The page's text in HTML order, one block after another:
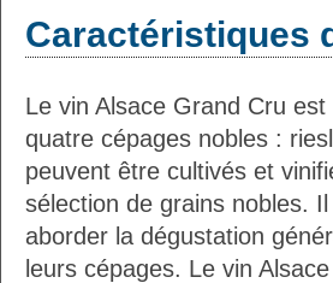
Caractéristiques
Le vin Alsace Grand Cru
quatre cépages nobles :
peuvent être cultivés et
sélection de grains nobles.
aborder la dégustation
leurs cépages. Le vin